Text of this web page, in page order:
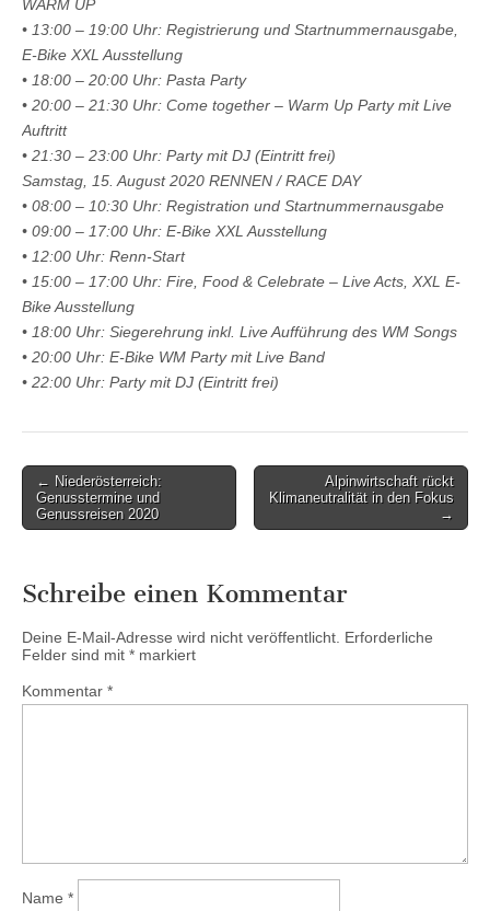
WARM UP
• 13:00 – 19:00 Uhr: Registrierung und Startnummernausgabe,
E-Bike XXL Ausstellung
• 18:00 – 20:00 Uhr: Pasta Party
• 20:00 – 21:30 Uhr: Come together – Warm Up Party mit Live
Auftritt
• 21:30 – 23:00 Uhr: Party mit DJ (Eintritt frei)
Samstag, 15. August 2020 RENNEN / RACE DAY
• 08:00 – 10:30 Uhr: Registration und Startnummernausgabe
• 09:00 – 17:00 Uhr: E-Bike XXL Ausstellung
• 12:00 Uhr: Renn-Start
• 15:00 – 17:00 Uhr: Fire, Food & Celebrate – Live Acts, XXL E-
Bike Ausstellung
• 18:00 Uhr: Siegerehrung inkl. Live Aufführung des WM Songs
• 20:00 Uhr: E-Bike WM Party mit Live Band
• 22:00 Uhr: Party mit DJ (Eintritt frei)
Post
navigation
← Niederösterreich:
Genusstermine und
Genussreisen 2020
Alpinwirtschaft rückt
Klimaneutralität in den Fokus
→
Schreibe einen Kommentar
Deine E-Mail-Adresse wird nicht veröffentlicht. Erforderliche
Felder sind mit * markiert
Kommentar *
Name *